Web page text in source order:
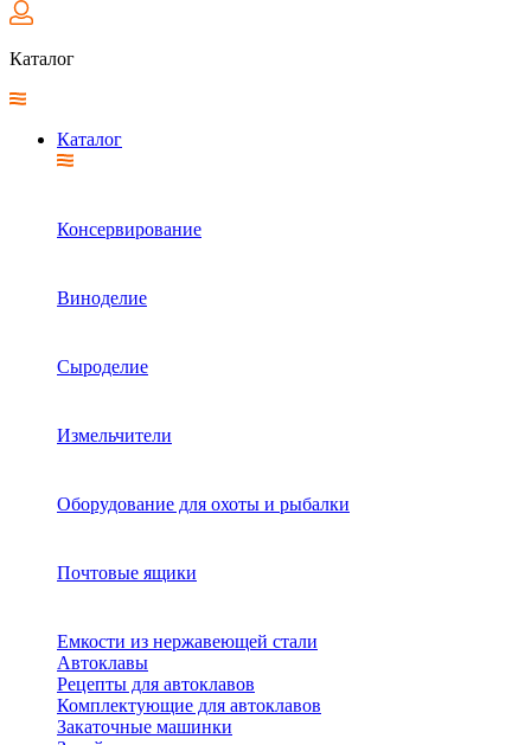
Каталог
Каталог
Консервирование
Виноделие
Сыроделие
Измельчители
Оборудование для охоты и рыбалки
Почтовые ящики
Емкости из нержавеющей стали
Автоклавы
Рецепты для автоклавов
Комплектующие для автоклавов
Закаточные машинки